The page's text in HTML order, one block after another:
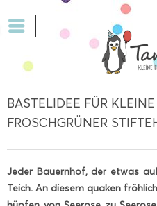
BASTELIDEE FÜR
FROSCHGRÜNER
Jeder Bauernhof, der etwas
Teich. An diesem quaken